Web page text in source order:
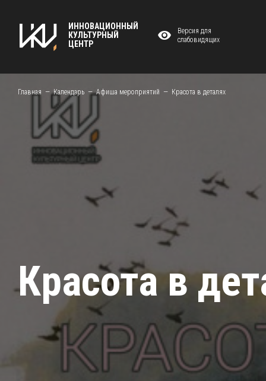
ИННОВАЦИОННЫЙ
КУЛЬТУРНЫЙ
ЦЕНТР
Версия для
слабовидящих
Главная Календарь Афиша мероприятий Красота в деталях
Красота в